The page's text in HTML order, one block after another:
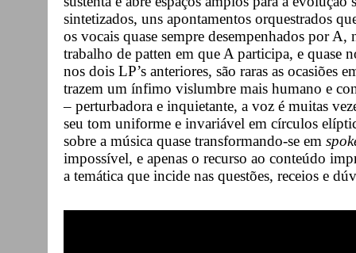
sintetizados, uns apontamentos orquestrados
os vocais quase sempre desempenhados por
trabalho de patten em que A participa, e quase
nos dois LP’s anteriores, são raras as ocasiões
trazem um ínfimo vislumbre mais humano e
– perturbadora e inquietante, a voz é muitas
seu tom uniforme e invariável em círculos
sobre a música quase transformando-se em
impossível, e apenas o recurso ao conteúdo
a temática que incide nas questões, receios e